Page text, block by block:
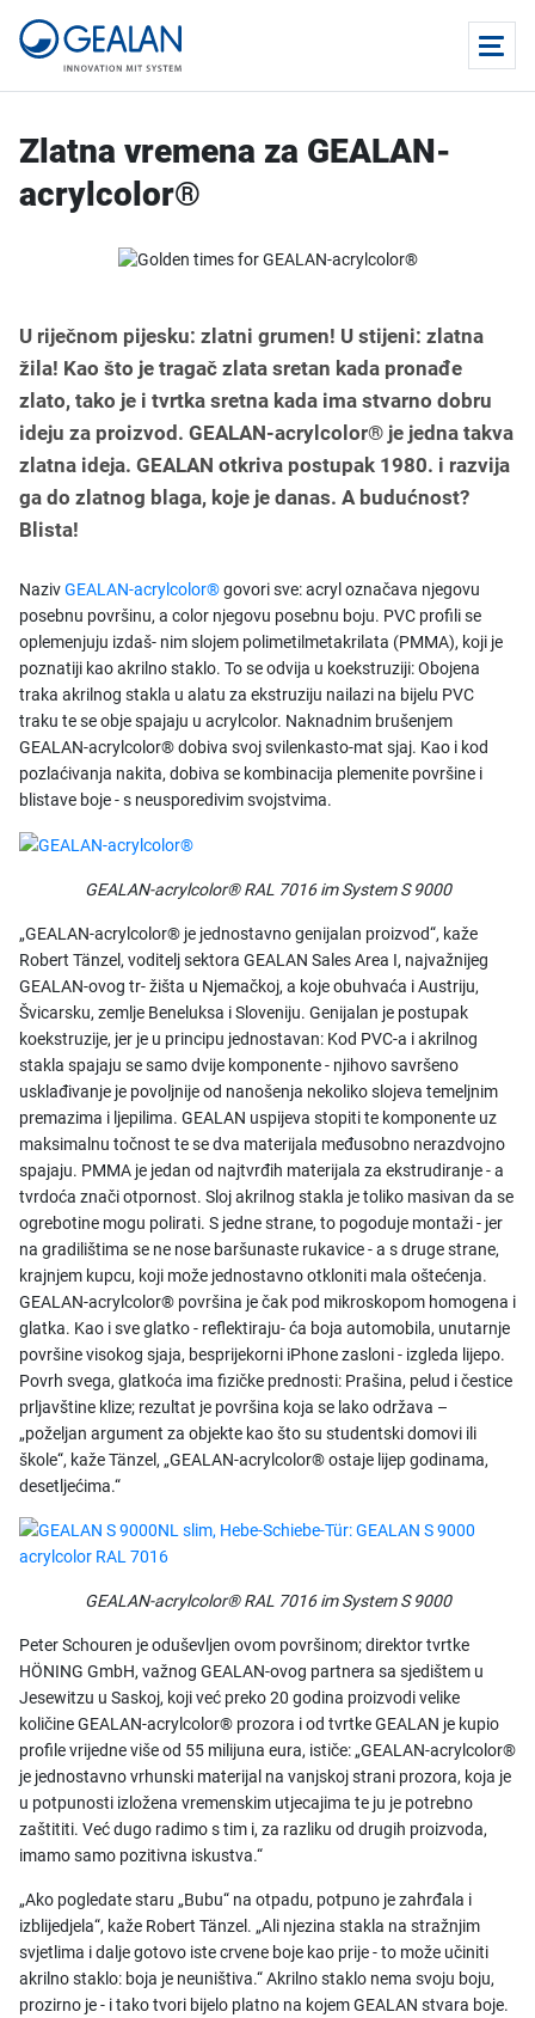
Zlatna vremena za GEALAN-
acrylcolor®
U riječnom pijesku: zlatni grumen! U stijeni: zlatna
žila! Kao što je tragač zlata sretan kada pronađe
zlato, tako je i tvrtka sretna kada ima stvarno dobru
ideju za proizvod. GEALAN-acrylcolor® je jedna takva
zlatna ideja. GEALAN otkriva postupak 1980. i razvija
ga do zlatnog blaga, koje je danas. A budućnost?
Blista!
NazivGEALAN-acrylcolor®govori sve: acryl označava njegovu
posebnu površinu, a color njegovu posebnu boju. PVC profili se
oplemenjuju izdaš- nim slojem polimetilmetakrilata (PMMA), koji je
poznatiji kao akrilno staklo. To se odvija u koekstruziji: Obojena
traka akrilnog stakla u alatu za ekstruziju nailazi na bijelu PVC
traku te se obje spajaju u acrylcolor. Naknadnim brušenjem
GEALAN-acrylcolor® dobiva svoj svilenkasto-mat sjaj. Kao i kod
pozlaćivanja nakita, dobiva se kombinacija plemenite površine i
blistave boje - s neusporedivim svojstvima.
GEALAN-acrylcolor® RAL 7016 im System S 9000
„GEALAN-acrylcolor® je jednostavno genijalan proizvod“, kaže
Robert Tänzel, voditelj sektora GEALAN Sales Area I, najvažnijeg
GEALAN-ovog tr- žišta u Njemačkoj, a koje obuhvaća i Austriju,
Švicarsku, zemlje Beneluksa i Sloveniju. Genijalan je postupak
koekstruzije, jer je u principu jednostavan: Kod PVC-a i akrilnog
stakla spajaju se samo dvije komponente - njihovo savršeno
usklađivanje je povoljnije od nanošenja nekoliko slojeva temeljnim
premazima i ljepilima. GEALAN uspijeva stopiti te komponente uz
maksimalnu točnost te se dva materijala međusobno nerazdvojno
spajaju. PMMA je jedan od najtvrđih materijala za ekstrudiranje - a
tvrdoća znači otpornost. Sloj akrilnog stakla je toliko masivan da se
ogrebotine mogu polirati. S jedne strane, to pogoduje montaži - jer
na gradilištima se ne nose baršunaste rukavice - a s druge strane,
krajnjem kupcu, koji može jednostavno otkloniti mala oštećenja.
GEALAN-acrylcolor® površina je čak pod mikroskopom homogena i
glatka. Kao i sve glatko - reflektiraju- ća boja automobila, unutarnje
površine visokog sjaja, besprijekorni iPhone zasloni - izgleda lijepo.
Povrh svega, glatkoća ima fizičke prednosti: Prašina, pelud i čestice
prljavštine klize; rezultat je površina koja se lako održava –
„poželjan argument za objekte kao što su studentski domovi ili
škole“, kaže Tänzel, „GEALAN-acrylcolor® ostaje lijep godinama,
desetljećima.“
GEALAN-acrylcolor® RAL 7016 im System S 9000
Peter Schouren je oduševljen ovom površinom; direktor tvrtke
HÖNING GmbH, važnog GEALAN-ovog partnera sa sjedištem u
Jesewitzu u Saskoj, koji već preko 20 godina proizvodi velike
količine GEALAN-acrylcolor® prozora i od tvrtke GEALAN je kupio
profile vrijedne više od 55 milijuna eura, ističe: „GEALAN-acrylcolor®
je jednostavno vrhunski materijal na vanjskoj strani prozora, koja je
u potpunosti izložena vremenskim utjecajima te ju je potrebno
zaštititi. Već dugo radimo s tim i, za razliku od drugih proizvoda,
imamo samo pozitivna iskustva.“
„Ako pogledate staru „Bubu“ na otpadu, potpuno je zahrđala i
izblijedjela“, kaže Robert Tänzel. „Ali njezina stakla na stražnjim
svjetlima i dalje gotovo iste crvene boje kao prije - to može učiniti
akrilno staklo: boja je neuništiva.“ Akrilno staklo nema svoju boju,
prozirno je - i tako tvori bijelo platno na kojem GEALAN stvara boje.